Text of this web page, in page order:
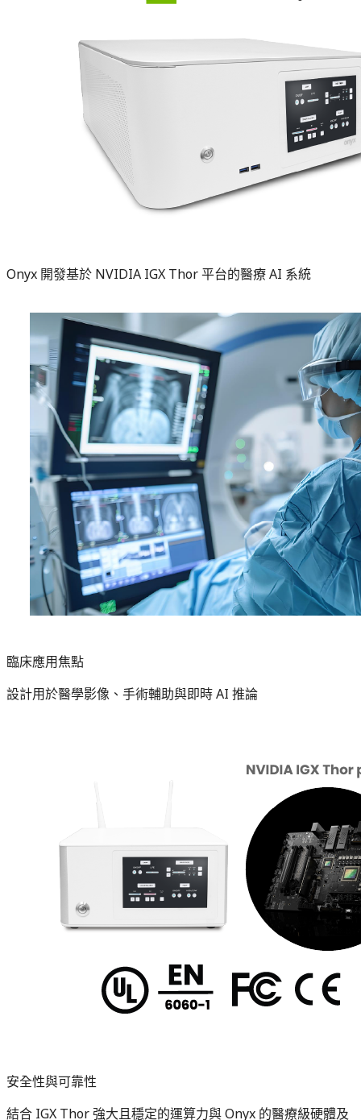
Onyx 開發基於 NVIDIA IGX Thor 平台的醫療 AI 系統
臨床應用焦點
設計用於醫學影像、手術輔助與即時 AI 推論
安全性與可靠性
結合 IGX Thor 強大且穩定的運算力與 Onyx 的醫療級硬體及